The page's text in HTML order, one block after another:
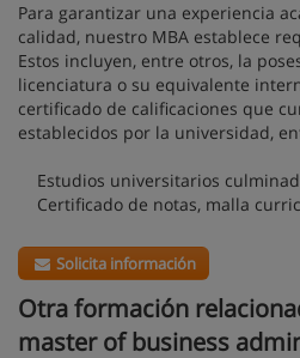
Para garantizar una experiencia
calidad, nuestro MBA establece
Estos incluyen, entre otros, la
licenciatura o su equivalente
certificado de calificaciones que
establecidos por la universidad,
Estudios universitarios
Certificado de notas, malla
Solicita información
Otra formación
master of business